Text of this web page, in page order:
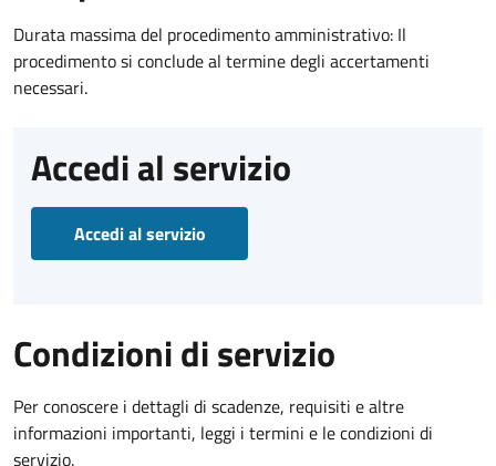
Durata massima del procedimento amministrativo: Il
procedimento si conclude al termine degli accertamenti
necessari.
Accedi al servizio
Accedi al servizio
Condizioni di servizio
Per conoscere i dettagli di scadenze, requisiti e altre
informazioni importanti, leggi i termini e le condizioni di
servizio.